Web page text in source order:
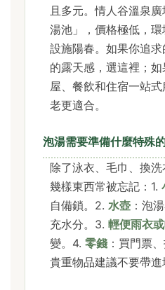
且多元。情人谷溫泉
湯池」，價格極低，
設施陽春。如果你追
的露天感，選這裡；
屋、餐飲和住宿一站
老更適合。
泡湯需要準備什麼特殊
除了泳衣、毛巾、換
幾樣東西常被忘記：1.
自備鎖。2. 水壺 ：泡
充水分。3. 輕便雨衣
變。4. 零錢 ：買門票
貴重物品建議不要帶進